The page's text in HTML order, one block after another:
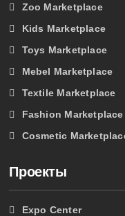
Zoo Marketplace
Kids Marketplace
Toys Marketplace
Mebel Marketplace
Textile Marketplace
Fashion Marketplace
Cosmetic
Проекты
Expo Center